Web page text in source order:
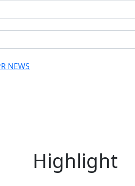
NEWS
Highlight